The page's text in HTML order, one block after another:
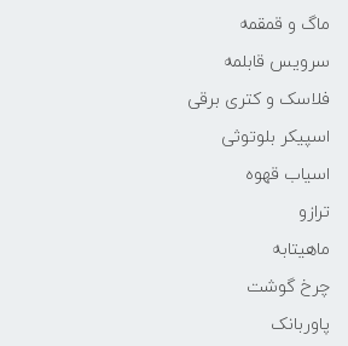
ماگ و قمقمه
سرویس قابلمه
فلاسک و کتری برقی
اسپیکر بلوتوثی
اسیاب قهوه
ترازو
ماهیتابه
چرخ گوشت
پاوربانک